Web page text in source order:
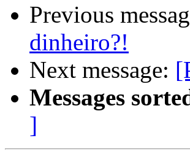
Previous
dinheiro?!
Next message:
Messages
]